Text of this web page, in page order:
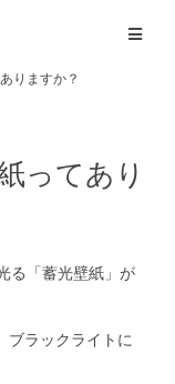
りますか？
ってあり
る「蓄光壁紙」が
ブラックライトに